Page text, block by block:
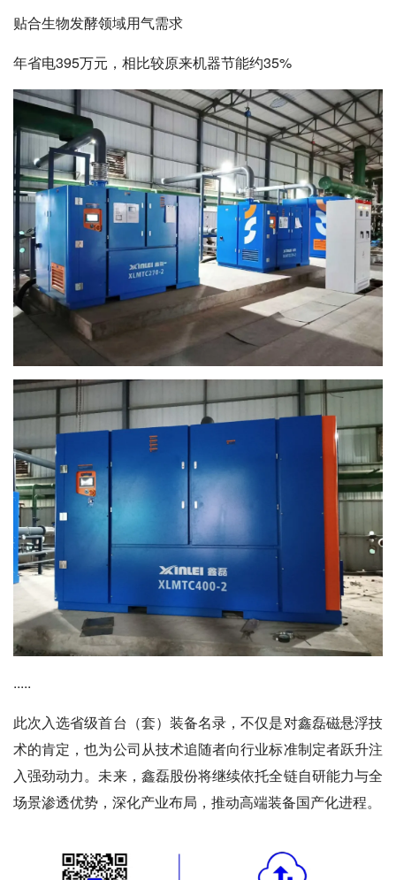
贴合生物发酵领域用气需求
年省电395万元，相比较原来机器节能约35%
.....
此次入选省级首台（套）装备名录，不仅是对鑫磊磁悬浮技
术的肯定，也为公司从技术追随者向行业标准制定者跃升注
入强劲动力。未来，鑫磊股份将继续依托全链自研能力与全
场景渗透优势，深化产业布局，推动高端装备国产化进程。